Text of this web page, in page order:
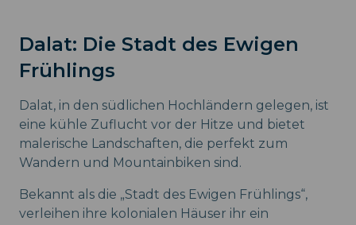
Dalat: Die Stadt des Ewigen
Frühlings
Dalat, in den südlichen Hochländern gelegen, ist
eine kühle Zuflucht vor der Hitze und bietet
malerische Landschaften, die perfekt zum
Wandern und Mountainbiken sind.
Bekannt als die „Stadt des Ewigen Frühlings“,
verleihen ihre kolonialen Häuser ihr ein